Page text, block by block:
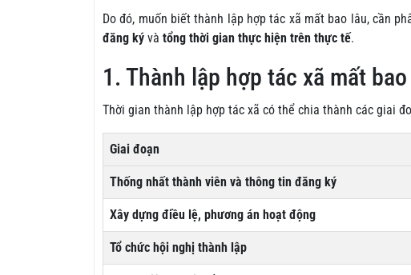
Do đó, muốn biết thành lập hợp tác xã mất bao lâu, cần
đăng ký và tổng thời gian thực hiện trên thực tế.
1. Thành lập hợp tác xã mất
Thời gian thành lập hợp tác xã có thể chia thành các giai
Giai đoạn
Thống nhất thành viên và thông tin đăng ký
Xây dựng điều lệ, phương án hoạt động
Tổ chức hội nghị thành lập